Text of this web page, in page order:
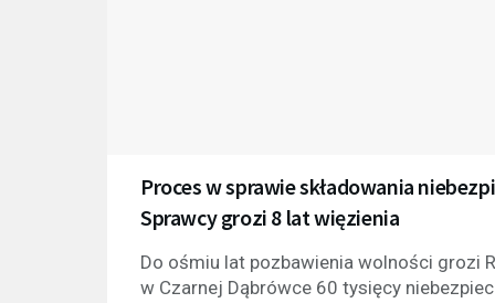
Proces w sprawie składowania
Sprawcy grozi 8 lat więzienia
Do ośmiu lat pozbawienia wolności grozi
w Czarnej Dąbrówce 60 tysięcy